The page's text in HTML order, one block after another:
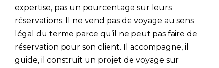
expertise, pas un pourcentage sur leurs
réservations. Il ne vend pas de voyage au sens
légal du terme parce qu’il ne peut pas faire de
réservation pour son client. Il accompagne, il
guide, il construit un projet de voyage sur